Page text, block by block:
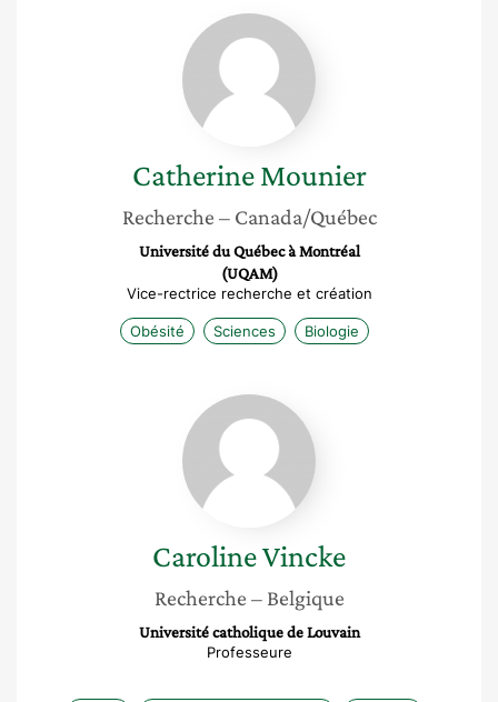
Catherine
Mounier
Catherine Mounier
Recherche – Canada/Québec
Université du Québec à Montréal
(UQAM)
Vice-rectrice recherche et création
Obésité Sciences Biologie
Caroline
Vincke
CarolineVincke
Recherche – Belgique
Université catholique de Louvain
Professeure